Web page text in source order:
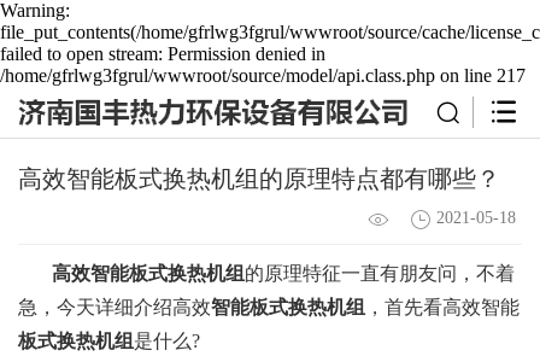
Warning:
file_put_contents(/home/gfrlwg3fgrul/wwwroot/source/cache/
failed to open stream: Permission denied in
/home/gfrlwg3fgrul/wwwroot/source/model/api.class.php on line 217
高效智能板式换热机组的原理特点都有哪些？
2021-05-18
高效智能板式换热机组 的原理特征一直有朋友问，不着
急，今天详细介绍高效智能板式换热机组 ，首先看高效智能
板式换热机组 是什么?